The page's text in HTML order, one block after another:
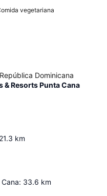
vegetariana
Dominicana
& Resorts Punta Cana
21.3 km
: 33.6 km